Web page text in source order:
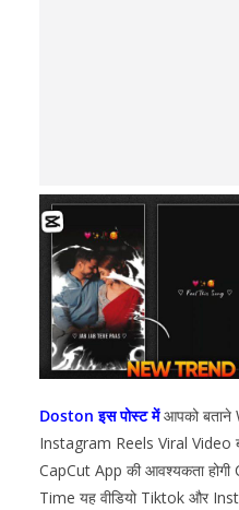
Doston इस पोस्ट मेंआपको बताने
Instagram Reels Viral Video
CapCut App की आवश्यकता
Time यह वीडियो Tiktok और